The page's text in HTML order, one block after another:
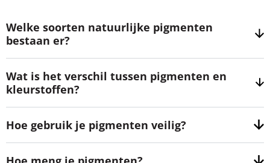
Welke soorten natuurlijke pigmenten
bestaan er?
Wat is het verschil tussen pigmenten en
kleurstoffen?
Hoe gebruik je pigmenten veilig?